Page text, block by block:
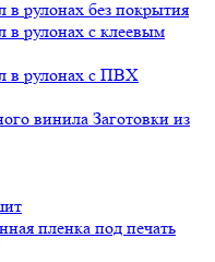
рулонах без покрытия
рулонах с клеевым
в рулонах с ПВХ
Заготовки из
пленка под печать